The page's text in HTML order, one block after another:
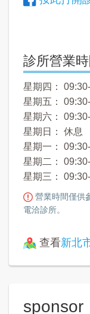
診所營業
星期四：
星期五：
星期六：
星期日： 休息
星期一：
星期二：
星期三：
營業時間僅供
電洽診所。
查看新北
sponsor